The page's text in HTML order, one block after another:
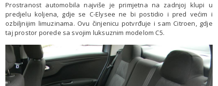
Prostranost automobila najviše je primjetna na zadnjoj klupi u
predjelu koljena, gdje se C-Elysee ne bi postidio i pred većim i
ozbiljnijim limuzinama. Ovu činjenicu potvrđuje i sam Citroen, gdje
taj prostor porede sa svojim luksuznim modelom C5.